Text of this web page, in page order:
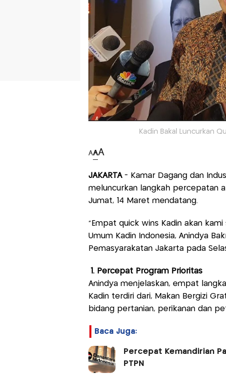
Kadin Bakal Luncurkan
AAA
JAKARTA - Kamar Dagang dan
meluncurkan langkah percepatan
Jumat, 14 Maret mendatang.
“Empat quick wins Kadin akan
Umum Kadin Indonesia, Anindya
Pemasyarakatan Jakarta pada
1. Percepat Program Prioritas
Anindya menjelaskan, empat
Kadin terdiri dari, Makan Bergizi
bidang pertanian, perikanan dan
Baca Juga:
Percepat Kemandirian
PTPN